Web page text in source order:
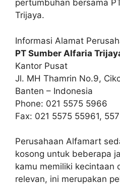
pertumbuhan bersama
Trijaya.
Informasi Alamat
PT Sumber Alfaria
Kantor Pusat
Jl. MH Thamrin No.9,
Banten – Indonesia
Phone: 021 5575 5966
Fax: 021 5575 55961,
Perusahaan Alfamart
kosong untuk beberapa
kamu memiliki kecintaan
relevan, ini merupakan